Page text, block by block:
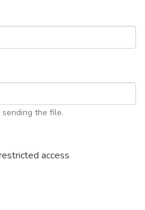
the file.
access